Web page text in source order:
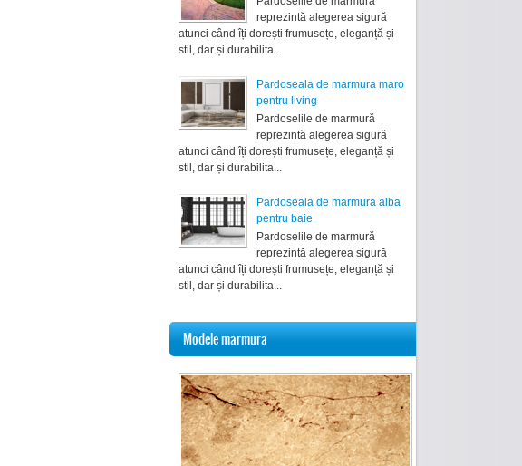
reprezintă alegerea sigură
atunci când îți dorești frumusețe, eleganță și
stil, dar și durabilita...
Pardoseala de marmura maro
pentru living
Pardoselile de marmură
reprezintă alegerea sigură
atunci când îți dorești frumusețe, eleganță și
stil, dar și durabilita...
Pardoseala de marmura alba
pentru baie
Pardoselile de marmură
reprezintă alegerea sigură
atunci când îți dorești frumusețe, eleganță și
stil, dar și durabilita...
Modele marmura